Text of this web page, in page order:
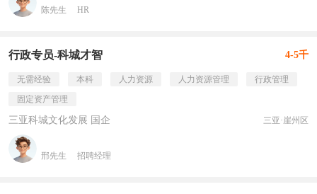
陈先生 HR
行政专员-科城才智 4-5千
无需经验 本科 人力资源 人力资源管理
行政管理
固定资产管理
三亚科城文化发展 国企 三亚·崖州区
邢先生 招聘经理